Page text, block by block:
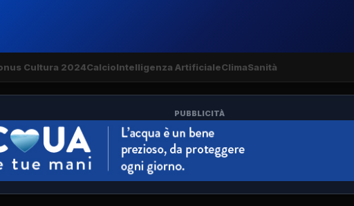
Cultura 2024CalcioIntelligenza ArtificialeClimaSanità
PUBBLICITÀ